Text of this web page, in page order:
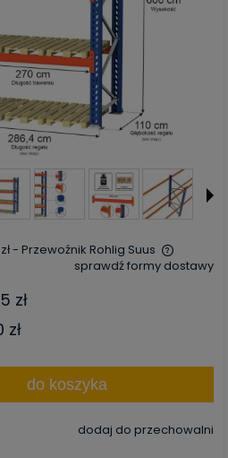
- Przewoźnik Rohlig Suus
kosztów płatności
sprawdź formy dostawy
zł
zł
do koszyka
dodaj do przechowalni